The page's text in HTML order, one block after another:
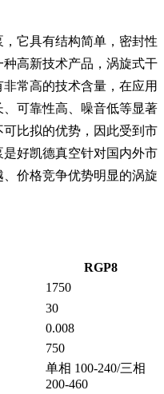
它具有结构简单，密封性
高新技术产品，涡旋式干
常高的技术含量，在应用
可靠性高、噪音低等显著
比拟的优势，因此受到市
好凯德真空针对国内外市
价格竞争优势明显的涡旋
RGP8
1750
30
0.008
750
单相 100-240/三相
200-460